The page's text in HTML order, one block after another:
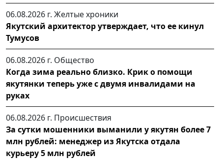
06.08.2026 г. Желтые хроники
Якутский архитектор утверждает, что ее кинул
Тумусов
06.08.2026 г. Общество
Когда зима реально близко. Крик о помощи
якутянки теперь уже с двумя инвалидами на
руках
06.08.2026 г. Происшествия
За сутки мошенники выманили у якутян более 7
млн рублей: менеджер из Якутска отдала
курьеру 5 млн рублей